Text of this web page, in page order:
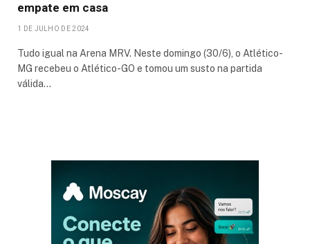
empate em casa
1 DE JULHO DE 2024
Tudo igual na Arena MRV. Neste domingo (30/6), o Atlético-
MG recebeu o Atlético-GO e tomou um susto na partida
válida…